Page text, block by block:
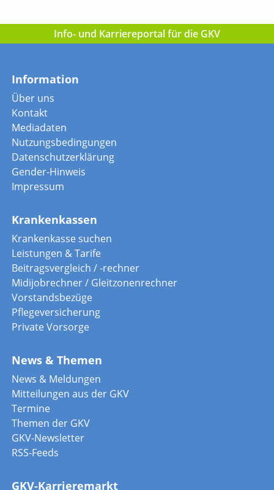
Info- und Karriereportal für die GKV
Information
Über uns
Kontakt
Mediadaten
Nutzungsbedingungen
Datenschutzerklärung
Gender-Hinweis
Impressum
Krankenkassen
Krankenkasse suchen
Leistungen & Tarife
Beitragsvergleich / -rechner
Midijobrechner / Gleitzonenrechner
Vorstandsbezüge
Pflegeversicherung
Private Vorsorge
News & Themen
News & Meldungen
Mitteilungen aus der GKV
Termine
Themen der GKV
GKV-Newsletter
RSS-Feeds
GKV-Karrieremarkt